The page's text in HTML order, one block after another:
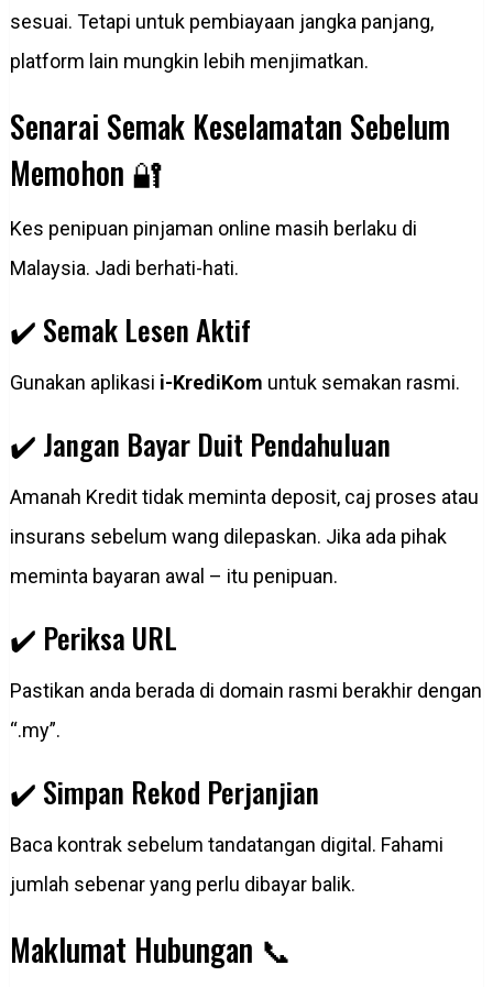
sesuai. Tetapi untuk pembiayaan jangka panjang,
platform lain mungkin lebih menjimatkan.
Senarai Semak Keselamatan Sebelum
Memohon 🔐
Kes penipuan pinjaman online masih berlaku di
Malaysia. Jadi berhati-hati.
✔️ Semak Lesen Aktif
Gunakan aplikasi i-KrediKom untuk semakan rasmi.
✔️ Jangan Bayar Duit Pendahuluan
Amanah Kredit tidak meminta deposit, caj proses atau
insurans sebelum wang dilepaskan. Jika ada pihak
meminta bayaran awal – itu penipuan.
✔️ Periksa URL
Pastikan anda berada di domain rasmi berakhir dengan
“.my”.
✔️ Simpan Rekod Perjanjian
Baca kontrak sebelum tandatangan digital. Fahami
jumlah sebenar yang perlu dibayar balik.
Maklumat Hubungan 📞